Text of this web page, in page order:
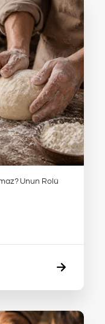
Unun Rolü